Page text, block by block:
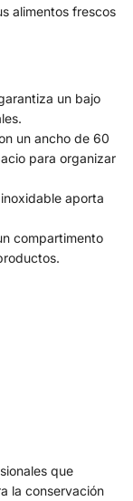
alimentos frescos
un bajo
un ancho de 60
para organizar
aporta
compartimento
que
la conservación